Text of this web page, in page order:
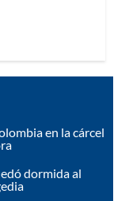
en la cárcel
dormida al